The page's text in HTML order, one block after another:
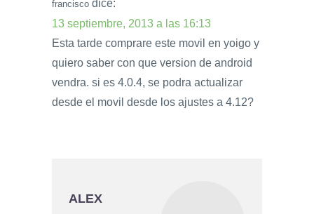
francisco dice:
13 septiembre, 2013 a las 16:13
Esta tarde comprare este movil en yoigo y
quiero saber con que version de android
vendra. si es 4.0.4, se podra actualizar
desde el movil desde los ajustes a 4.12?
ALEX